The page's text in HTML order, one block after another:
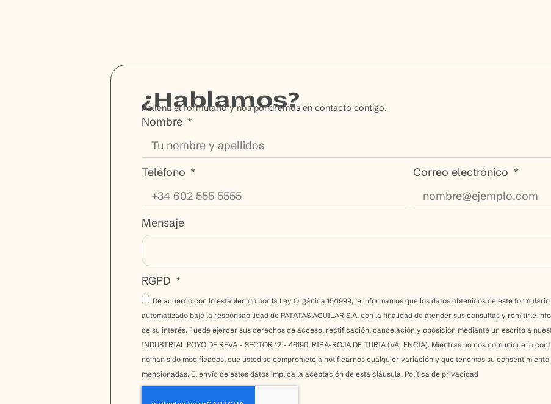
¿Hablamos?
Rellena el formulario y nos pondremos en contacto contigo.
Nombre
Teléfono Correo electrónico
Mensaje
RGPD
De acuerdo con lo establecido por la Ley Orgánica 15/1999, le informamos que los datos obtenidos de este
automatizado bajo la responsabilidad de PATATAS AGUILAR S.A. con la finalidad de atender sus consultas y remitirle
de su interés. Puede ejercer sus derechos de acceso, rectificación, cancelación y oposición mediante un escrito a
INDUSTRIAL POYO DE REVA - SECTOR 12 - 46190, RIBA-ROJA DE TURIA (VALENCIA). Mientras no nos comunique lo
no han sido modificados, que usted se compromete a notificarnos cualquier variación y que tenemos su
mencionadas. El envío de estos datos implica la aceptación de esta cláusula. Política de privacidad